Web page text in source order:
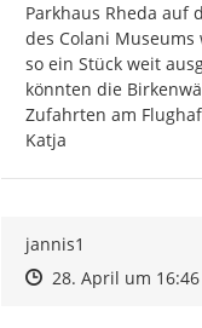
Parkhaus Rheda auf
des Colani
so ein Stück weit
könnten die
Zufahrten am
Katja
jannis1
Zeitpunkt des
Zeitpunkt des
28. April um 16:46